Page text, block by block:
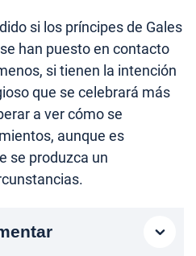
si los príncipes de Gales
han puesto en contacto
si tienen la intención
que se celebrará más
a ver cómo se
aunque es
se produzca un